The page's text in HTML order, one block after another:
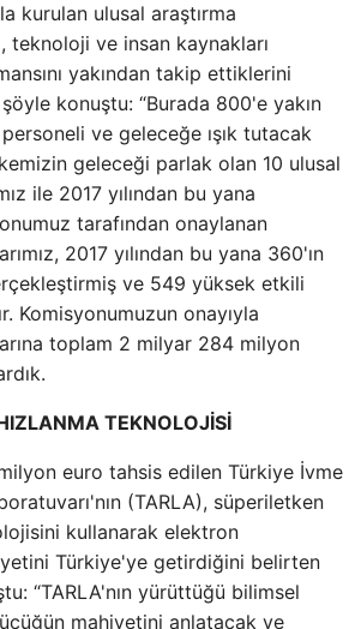
kurulan ulusal araştırma
teknoloji ve insan kaynakları
yakından takip ettiklerini
konuştu: “Burada 800'e yakın
ve geleceğe ışık tutacak
geleceği parlak olan 10 ulusal
ile 2017 yılından bu yana
tarafından onaylanan
2017 yılından bu yana 360'ın
ve 549 yüksek etkili
Komisyonumuzun onayıyla
toplam 2 milyar 284 milyon
TEKNOLOJİSİ
euro tahsis edilen Türkiye İvme
(TARLA), süperiletken
kullanarak elektron
Türkiye'ye getirdiğini belirten
“TARLA'nın yürüttüğü bilimsel
mahiyetini anlatacak ve